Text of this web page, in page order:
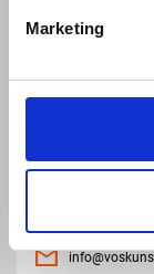
Marketing
Dibond
Veensesteeg
phone_enabled 0416 75 02
mail